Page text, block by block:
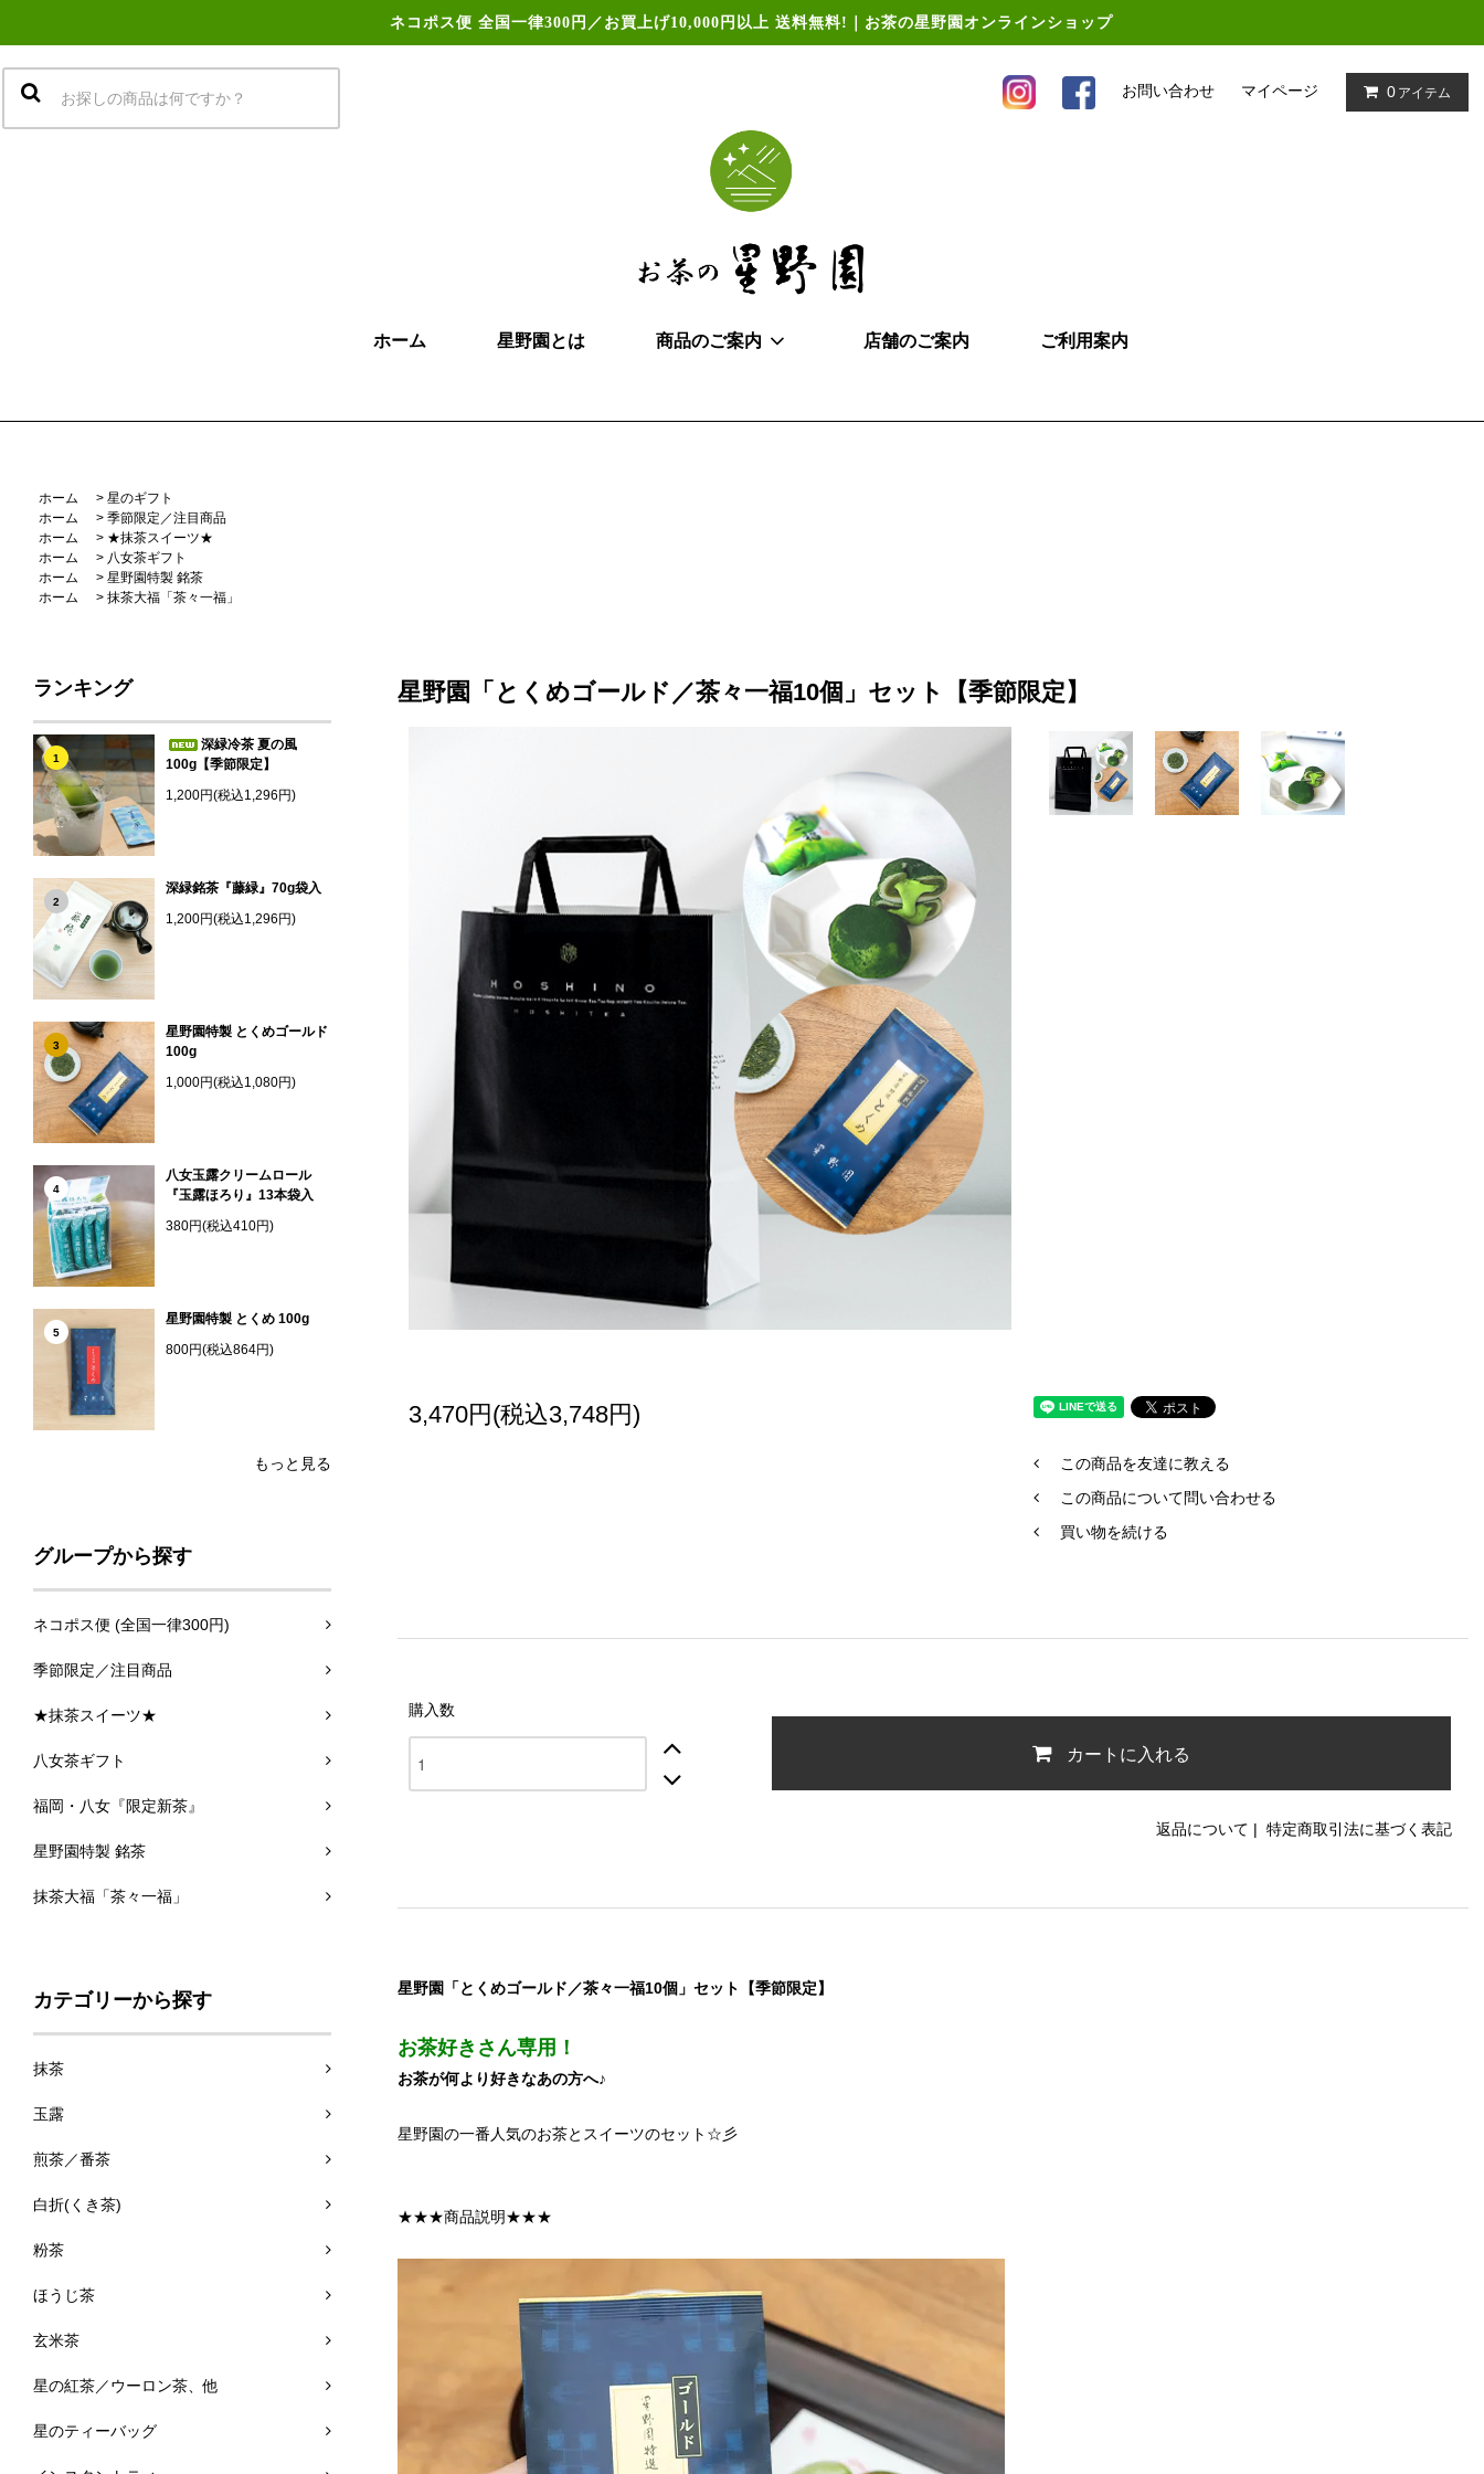
ネコポス便 全国一律300円／お買上げ10,000円以上 送料無料!｜お茶の星野園オンラインショップ
お問い合わせ マイページ 0 アイテム
ホーム 星野園とは 商品のご案内 店舗のご案内 ご利用案内
ホーム > 星のギフト
ホーム
> 季節限定／注目商品
ホーム
> ★抹茶スイーツ★
ホーム
> 八女茶ギフト
ホーム
> 星野園特製 銘茶
ホーム
> 抹茶大福「茶々一福」
ランキング
1
深緑冷茶 夏の風
100g【季節限定】
1,200円(税込1,296円)
2
深緑銘茶『藤緑』70g袋入
1,200円(税込1,296円)
3
星野園特製 とくめゴールド
100g
1,000円(税込1,080円)
4
八女玉露クリームロール
『玉露ほろり』13本袋入
380円(税込410円)
5
星野園特製 とくめ 100g
800円(税込864円)
もっと見る
グループから探す
ネコポス便 (全国一律300円)
季節限定／注目商品
★抹茶スイーツ★
八女茶ギフト
福岡・八女『限定新茶』
星野園特製 銘茶
抹茶大福「茶々一福」
カテゴリーから探す
抹茶
玉露
煎茶／番茶
白折(くき茶)
粉茶
ほうじ茶
玄米茶
星の紅茶／ウーロン茶、他
星のティーバッグ
星野園「とくめゴールド／茶々一福10個」セット【季節限定】
3,470円(税込3,748円)
この商品を友達に教える
この商品について問い合わせる
買い物を続ける
購入数
カートに入れる
返品について | 特定商取引法に基づく表記
星野園「とくめゴールド／茶々一福10個」セット【季節限定】
お茶好きさん専用！
お茶が何より好きなあの方へ♪
星野園の一番人気のお茶とスイーツのセット☆彡
★★★商品説明★★★